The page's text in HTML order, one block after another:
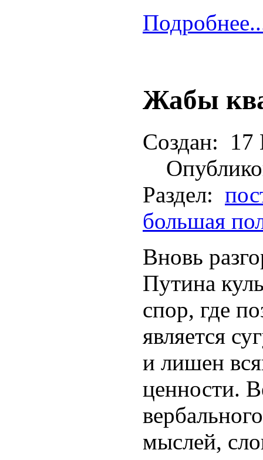
Жабы
Создан:
17
Раздел:
большая
Вновь
Путина
спор, где
является
и лишен
ценности.
мыслей,